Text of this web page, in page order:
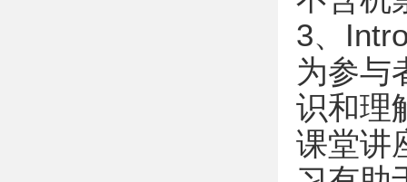
3、
为参与
识和理
课堂讲